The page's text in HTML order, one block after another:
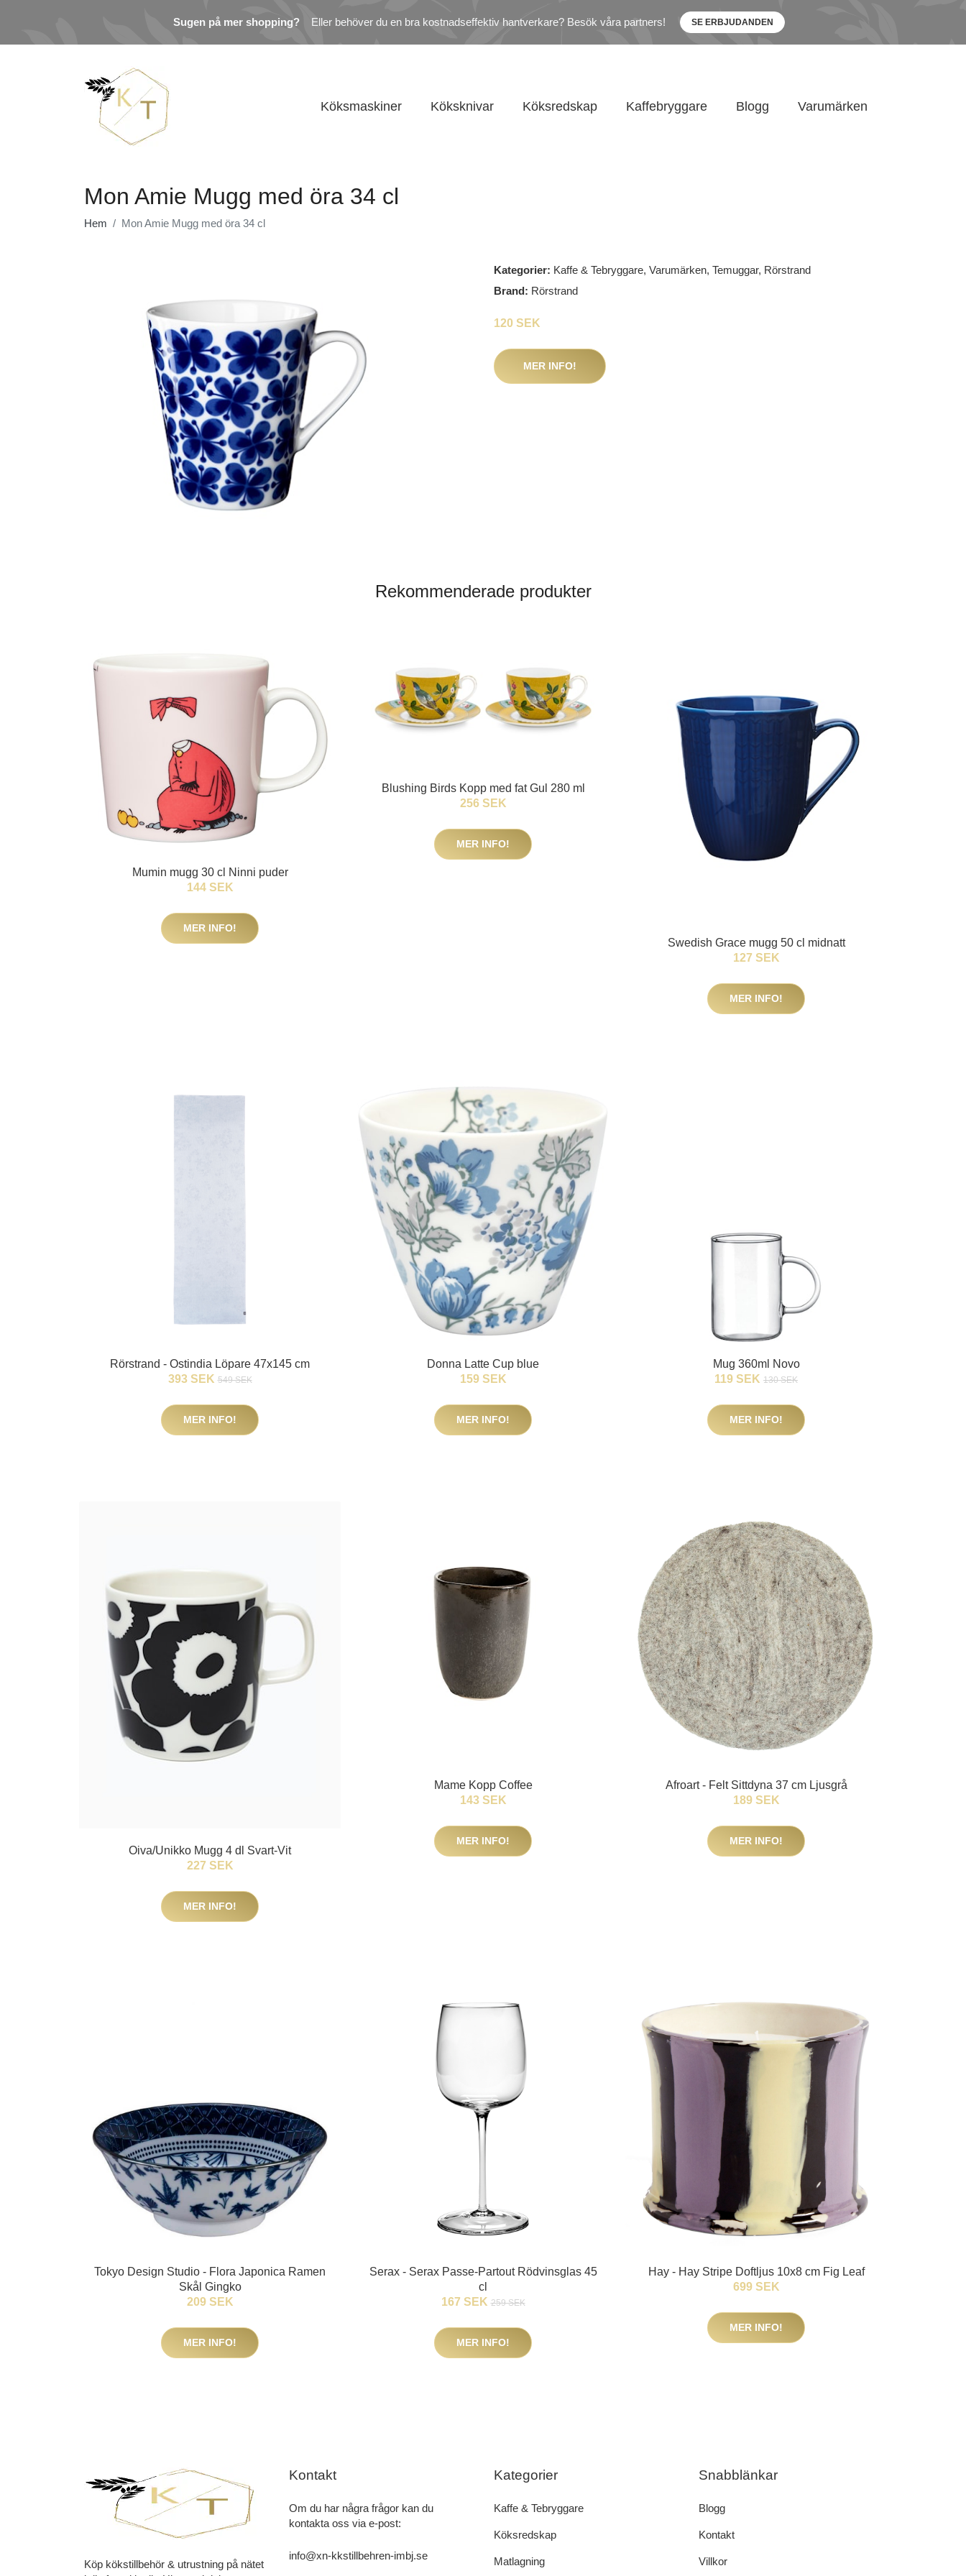
Sugen på mer shopping? Eller behöver du en bra kostnadseffektiv hantverkare? Besök våra partners! SE ERBJUDANDEN
Köksmaskiner Köksknivar Köksredskap Kaffebryggare Blogg Varumärken
Mon Amie Mugg med öra 34 cl
Hem Mon Amie Mugg med öra 34 cl
Kategorier: Kaffe & Tebryggare, Varumärken, Temuggar, Rörstrand
Brand: Rörstrand
120 SEK
MER INFO!
Rekommenderade produkter
Mumin mugg 30 cl Ninni puder
144 SEK
MER INFO!
Blushing Birds Kopp med fat Gul 280 ml
256 SEK
MER INFO!
Swedish Grace mugg 50 cl midnatt
127 SEK
MER INFO!
Rörstrand - Ostindia Löpare 47x145 cm
393 SEK 549 SEK
MER INFO!
Donna Latte Cup blue
159 SEK
MER INFO!
Mug 360ml Novo
119 SEK 130 SEK
MER INFO!
Oiva/Unikko Mugg 4 dl Svart-Vit
227 SEK
MER INFO!
Mame Kopp Coffee
143 SEK
MER INFO!
Afroart - Felt Sittdyna 37 cm Ljusgrå
189 SEK
MER INFO!
Tokyo Design Studio - Flora Japonica Ramen
Skål Gingko
209 SEK
MER INFO!
Serax - Serax Passe-Partout Rödvinsglas 45
cl
167 SEK 259 SEK
MER INFO!
Hay - Hay Stripe Doftljus 10x8 cm Fig Leaf
699 SEK
MER INFO!
Köp kökstillbehör & utrustning på nätet
Kontakt
Om du har några frågor kan du
kontakta oss via e-post:
info@xn-kkstillbehren-imbj.se
Kategorier
Kaffe & Tebryggare
Köksredskap
Matlagning
Snabblänkar
Blogg
Kontakt
Villkor